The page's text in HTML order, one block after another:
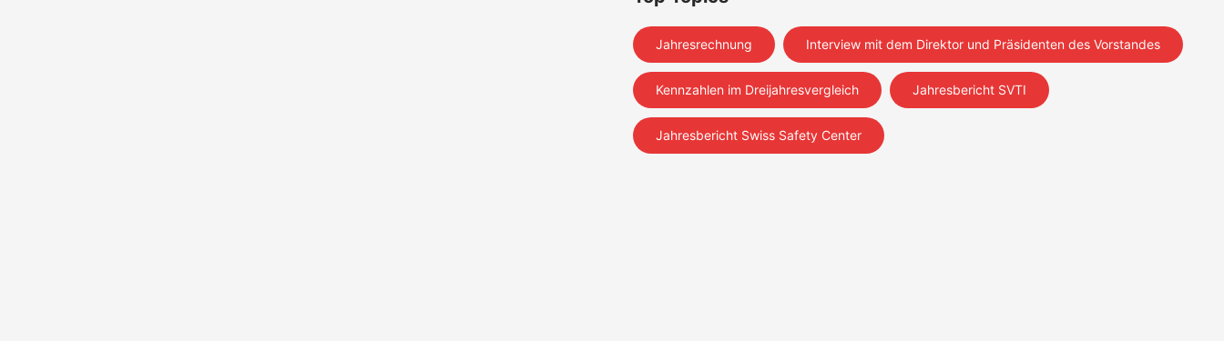
Jahresrechnung Interview mit dem Direktor und Präsidenten des Vorstandes
Kennzahlen im Dreijahresvergleich Jahresbericht SVTI
Jahresbericht Swiss Safety Center